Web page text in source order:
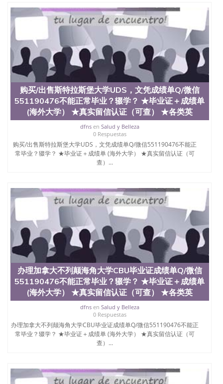
生前往求学。 至今，这是一所在世界上享有学术地
位、声誉、实习机会和影响力的高等教育机构，并获
誉为美国本科教育质量的核心代表。其计算机系与会
计系更是在当今美国大学教学排名中表现优异。其毕
业生大多可以在其所处地域的世界硅谷中心得到工作
机会。许多硅谷公司甚至在学生大三和大四的学期提
供许多相应科系的实习机会。无论是加州大学系统
(UC)，还是加州州立大学系统(CSU), 圣何塞州立大学
都占据着加州所有大学中的地理位置。 圣何塞州立大
学座落于硅谷(Silicon Valley), 于附近的旧金山-圣何塞
地区为全美的重要科技中心。约有学生三万人，超过
134种学士学科和65个硕士学科，并有来自世界60余
国的学生来此就读。其有名的科系如计算机科学，电
子工程学，工商管理学，艺术设计，和航空学等，深
受性肯定及好评；而各种大学部和研究所的商学课程
也吸引了众多不同国家的专业人士前来研究与学习。
二、办理流程： 1、收集客户办理信息； 2、客户付
定金下单； 3、公司确认到账转制作点做电子图；
款； 7、快递给客户（国内顺丰，国外DHL）。 三、
真实网上可查的证明材料 1、教育部学历学位认证，
留服真实存档可查，存档。 2、留学回国人员证明
（使馆认证），使馆网站真实存档可查。 3、留信网
真实可查认证办理，存档可查，终身受用。 四、办理
流程农业科学院、艺术与建筑学院、商学院、交流学
院、地球及物质科学院、教育学院、工程学院、健康
与人类发展学院、信息工程与科学学院、人文学院、
护理学院、科学学院等。学校的教育学院排名在全美
前十名，工学院排名在前十五名，且继续攀升中。纽
约大学为学生们提供本科、硕士及博士学位。学校的
专业课程包括：会计学、MBA、财务、教育、建筑工
程、经济、医学、护理、文学、音乐、生物学、统计
学、美术、电子工程、天文学、农业、环境污染控
制、历史、电气工程、生物工程、建筑设计、工商管
理、材料科学、机械工程、航天工程、土木工程、数
学、化学、英语、社会科学、心理学、戏剧、市场营
信息，给出操作方案； 2、补充毕业证成绩单等相关
购买/出售斯特拉斯堡大学UDS，文凭成绩单Q/微信
551190476不能正常毕业？辍学？ ★毕业证＋成绩单
(海外大学） ★真实留信认证（可查） ★各类英
dfnsen Salud y Belleza
0 Respuestas
购买/出售斯特拉斯堡大学UDS，文凭成绩单Q/微信551190476不能正
常毕业？辍学？ ★毕业证＋成绩单 (海外大学） ★真实留信认证（可
查）...
办理加拿大不列颠海角大学CBU毕业证成绩单Q/微信
551190476不能正常毕业？辍学？ ★毕业证＋成绩单
(海外大学） ★真实留信认证（可查） ★各类英
dfnsen Salud y Belleza
0 Respuestas
办理加拿大不列颠海角大学CBU毕业证成绩单Q/微信551190476不能正
常毕业？辍学？ ★毕业证＋成绩单 (海外大学） ★真实留信认证（可
查）...